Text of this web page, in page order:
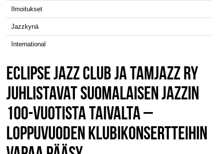
Ilmoitukset
Jazzkynä
International
ECLIPSE JAZZ CLUB JA TAMJAZZ RY
JUHLISTAVAT SUOMALAISEN JAZZIN
100-VUOTISTA TAIVALTA –
LOPPUVUODEN KLUBIKONSERTTEIHIN